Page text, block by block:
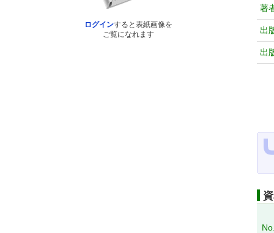
ログインすると表紙画像を
ご覧になれます
著
出
出
No.